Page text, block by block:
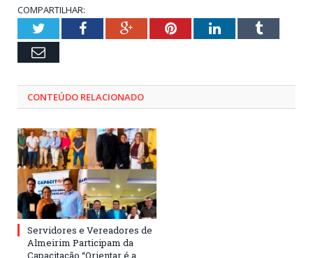
COMPARTILHAR:
TwitterFacebookGoogle+PinterestLinkedInTumblr
Email
CONTEÚDO RELACIONADO
Servidores e Vereadores de
Almeirim Participam da
Capacitação “Orientar é a